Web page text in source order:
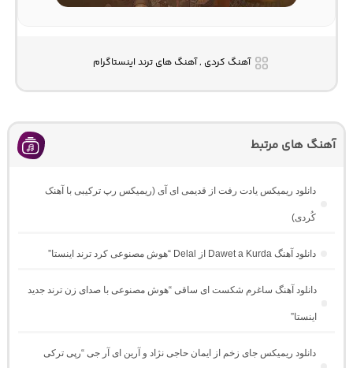
آهنگ کردی , آهنگ های ترند اینستاگرام
آهنگ های مرتبط
دانلود ریمیکس یادت رفت از قدیمی ای آی (ریمیکس رپ ترکیبی با آهنک
کُردی)
دانلود آهنگ Dawet a Kurda از Delal “هوش مصنوعی کرد ترند اینستا”
دانلود آهنگ ساغرم شکست ای ساقی “هوش مصنوعی با صدای زن ترند جدید
اینستا”
دانلود ریمیکس جای زخم از ایمان حاجی نژاد و آرین ای آر جی “رپی ترکی